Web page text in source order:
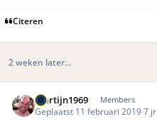
Citeren
2 weken later...
Martijn1969 Members
Geplaatst 11 februari 20197 jr